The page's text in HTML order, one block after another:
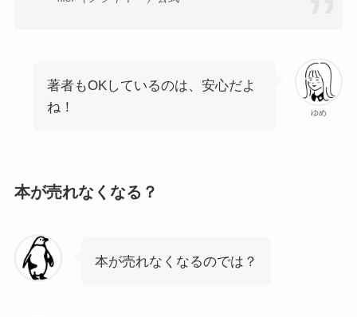
ゆめ
著者もOKしているのは、安心だよ
ね！
本が売れなくなる？
本が売れなくなるのでは？